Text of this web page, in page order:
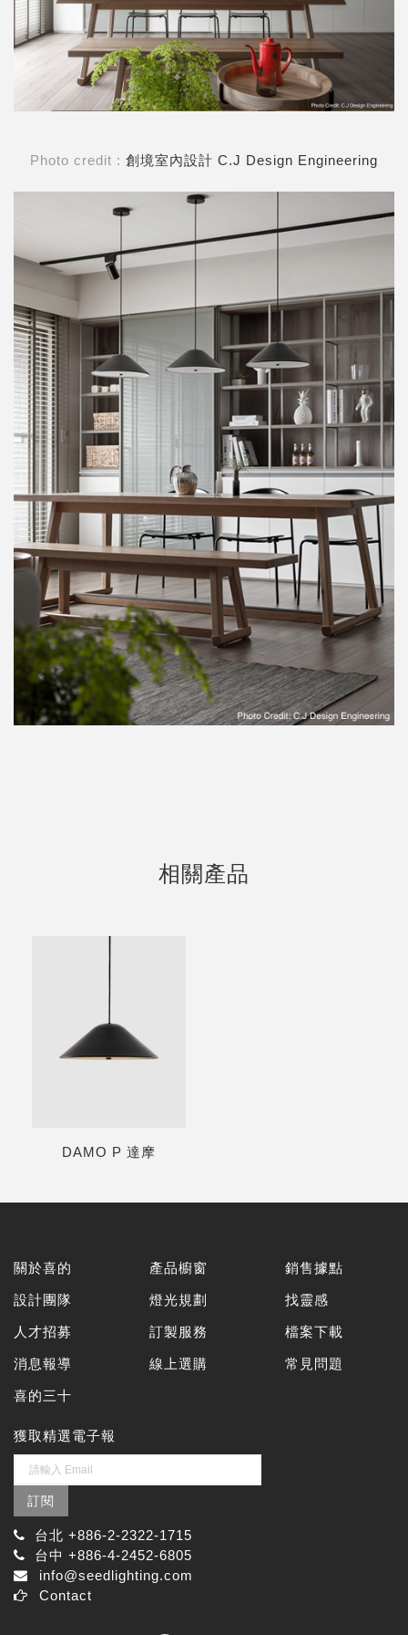
Photo credit : 創境室內設計 C.J Design Engineering
相關產品
DAMO P 達摩
關於喜的
設計團隊
人才招募
消息報導
喜的三十
產品櫥窗
燈光規劃
訂製服務
線上選購
銷售據點
找靈感
檔案下載
常見問題
獲取精選電子報
訂閱
台北 +886-2-2322-1715
台中 +886-4-2452-6805
info@seedlighting.com
Contact